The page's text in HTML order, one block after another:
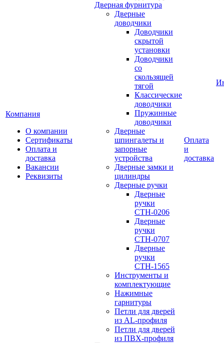
Компания
О компании
Сертификаты
Оплата и
доставка
Вакансии
Реквизиты
Дверная фурнитура
Дверные
доводчики
Доводчики
скрытой
установки
Доводчики
со
скользящей
тягой
Классические
доводчики
Пружинные
доводчики
Дверные
шпингалеты и
запорные
устройства
Дверные замки и
цилиндры
Дверные ручки
Дверные
ручки
СТН-0206
Дверные
ручки
СТН-0707
Дверные
ручки
СТН-1565
Инструменты и
комплектующие
Нажимные
гарнитуры
Петли для дверей
из AL-профиля
Петли для дверей
из ПВХ-профиля
Оплата
и
доставка